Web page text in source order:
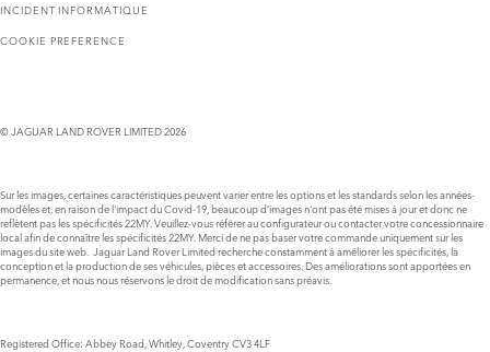
INCIDENT INFORMATIQUE
COOKIE PREFERENCE
© JAGUAR LAND ROVER LIMITED 2026
Sur les images, certaines caractéristiques peuvent varier entre les options et les standards selon les années-
modèles et, en raison de l'impact du Covid-19, beaucoup d’images n'ont pas été mises à jour et donc ne
reflètent pas les spécificités 22MY. Veuillez-vous référer au configurateur ou contacter votre concessionnaire
local afin de connaître les spécificités 22MY. Merci de ne pas baser votre commande uniquement sur les
images du site web. Jaguar Land Rover Limited recherche constamment à améliorer les spécificités, la
conception et la production de ses véhicules, pièces et accessoires. Des améliorations sont apportées en
permanence, et nous nous réservons le droit de modification sans préavis.
Registered Office: Abbey Road, Whitley, Coventry CV3 4LF